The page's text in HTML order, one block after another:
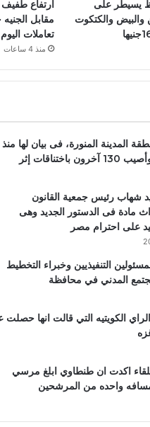
يسيطر على
والبيض والكتكوت
ارتفاع
مقابل
تعاملات اليوم
منذ 4 ساعات
إثر
شهاب رئيس جمعية القانون
مادة فى الدستور الجديد وهى
التنفيذيين وخبراء التخطيط
المدني في محافظة
الكويتيه التي قالت انها حصلت
اكدت ان طنطاوي ابلغ مرسي
واحده من المرشحين